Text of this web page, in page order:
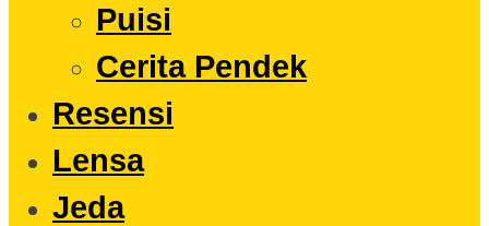
Puisi
Cerita Pendek
Resensi
Lensa
Jeda